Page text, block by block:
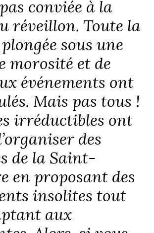
conviée à la
réveillon. Toute la
sous une
morosité et de
événements ont
Mais pas tous !
irréductibles ont
des
de la Saint-
en proposant des
insolites tout
aux